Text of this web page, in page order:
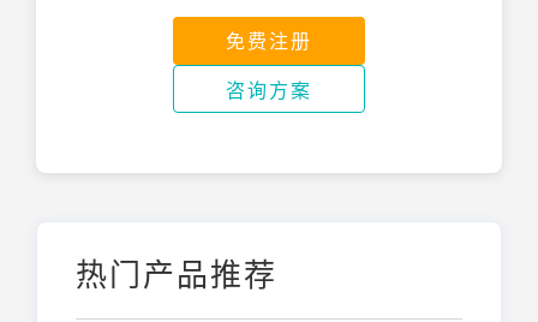
免费注册
咨询方案
热门产品推荐